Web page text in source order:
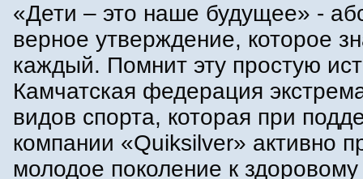
«Дети – это наше будущее» -
верное утверждение, которое
каждый. Помнит эту простую
Камчатская федерация
видов спорта, которая при
компании «Quiksilver» активно
молодое поколение к